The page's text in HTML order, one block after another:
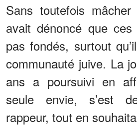
Sans toutefois
avait dénoncé que
pas fondés, surtout
communauté juive. La
ans a poursuivi en
seule envie, s’est
rappeur, tout en